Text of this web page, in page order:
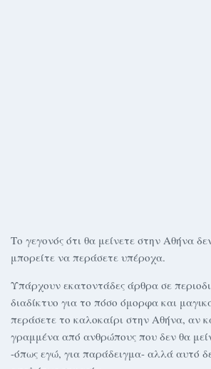
Το γεγονός ότι θα μείνετε στην Αθήνα
μπορείτε να περάσετε υπέροχα.
Υπάρχουν εκατοντάδες άρθρα σε
διαδίκτυο για το πόσο όμορφα και
περάσετε το καλοκαίρι στην Αθήνα, αν
γραμμένα από ανθρώπους που δεν θα
-όπως εγώ, για παράδειγμα- αλλά αυτό